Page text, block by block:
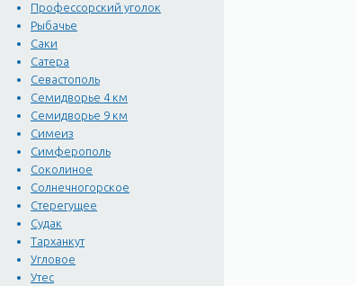
Профессорский уголок
Рыбачье
Саки
Сатера
Севастополь
Семидворье 4 км
Семидворье 9 км
Симеиз
Симферополь
Соколиное
Солнечногорское
Стерегущее
Судак
Тарханкут
Угловое
Утес